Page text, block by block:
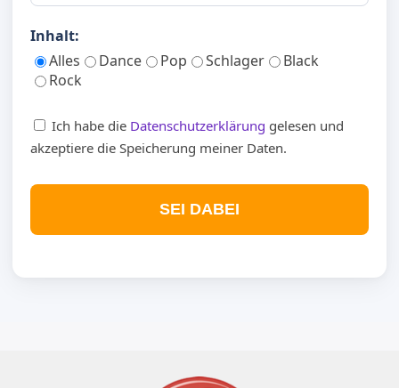
Inhalt:
Alles
Dance Pop Schlager
Black
Rock
Ich habe die Datenschutzerklärung gelesen und
akzeptiere die Speicherung meiner Daten.
SEI DABEI